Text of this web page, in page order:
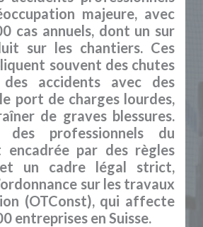
majeure, avec
cas annuels, dont un sur
sur les chantiers. Ces
souvent des chutes
accidents avec des
port de charges lourdes,
de graves blessures.
des professionnels du
encadrée par des règles
et un cadre légal strict,
sur les travaux
(OTConst), qui affecte
entreprises en Suisse.